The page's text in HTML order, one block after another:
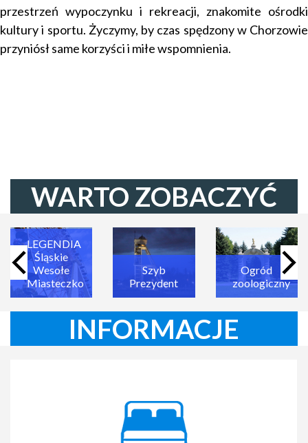
przestrzeń wypoczynku i rekreacji, znakomite ośrodki
kultury i sportu. Życzymy, by czas spędzony w Chorzowie
przyniósł same korzyści i miłe wspomnienia.
WARTO ZOBACZYĆ
LEGENDIA
Śląskie
Wesołe
Miasteczko
Szyb
Prezydent
Ogród
zoologiczny
INFORMACJE